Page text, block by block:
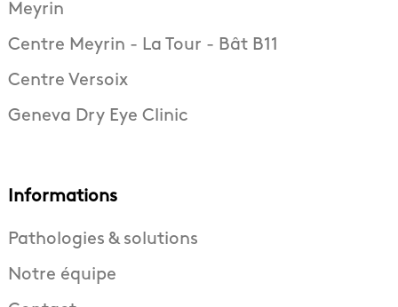
Meyrin
Centre Meyrin - La Tour - Bât B11
Centre Versoix
Geneva Dry Eye Clinic
Informations
Pathologies & solutions
Notre équipe